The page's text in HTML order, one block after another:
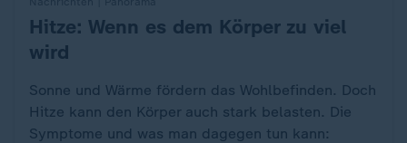
:Hitze: Wenn es dem Körper zu viel
wird
Sonne und Wärme fördern das Wohlbefinden. Doch
Hitze kann den Körper auch stark belasten. Die
Symptome und was man dagegen tun kann: